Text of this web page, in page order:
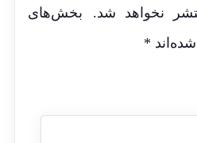
نخواهد شد.
بخش‌های
*